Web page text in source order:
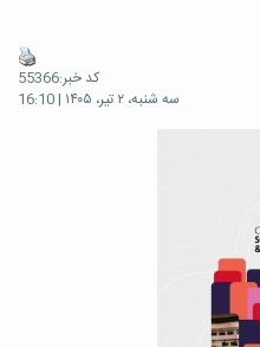
کد خبر:55366
سه شنبه، ۲ تیر، ۱۴۰۵ | 16:10